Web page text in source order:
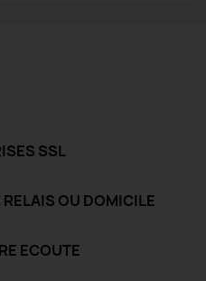
SSL
OU DOMICILE
ECOUTE